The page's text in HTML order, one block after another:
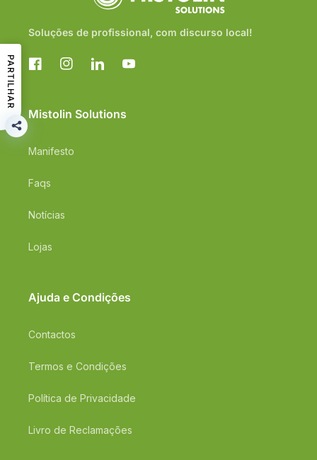
Soluções de profissional, com discurso local!
FacebookInstagramTranslationYouTube
Mistolin Solutions
Manifesto
Faqs
Notícias
Lojas
Ajuda e Condições
Contactos
Termos e Condições
Política de Privacidade
Livro de Reclamações
PARTILHAR